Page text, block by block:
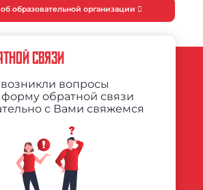
образовательной организации
СВЯЗИ
вопросы
обратной связи
с Вами свяжемся